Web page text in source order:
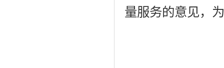
量服务的意见，